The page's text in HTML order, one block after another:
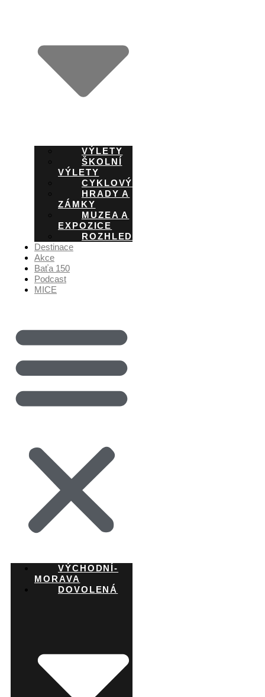
VÝLETY
ŠKOLNÍ
VÝLETY
CYKLOVÝLETY
HRADY A
ZÁMKY
MUZEA A
EXPOZICE
ROZHLEDNY
Destinace
Akce
Baťa 150
Podcast
MICE
VÝCHODNÍ-
MORAVA
DOVOLENÁ